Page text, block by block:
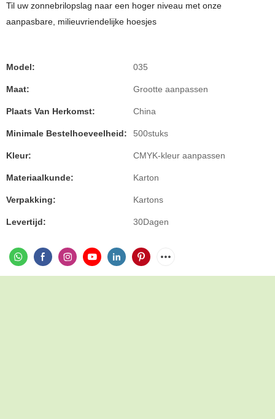
Til uw zonnebrilopslag naar een hoger niveau met onze
aanpasbare, milieuvriendelijke hoesjes
Model: 035
Maat: Grootte aanpassen
Plaats Van Herkomst: China
Minimale Bestelhoeveelheid: 500stuks
Kleur: CMYK-kleur aanpassen
Materiaalkunde: Karton
Verpakking: Kartons
Levertijd: 30Dagen